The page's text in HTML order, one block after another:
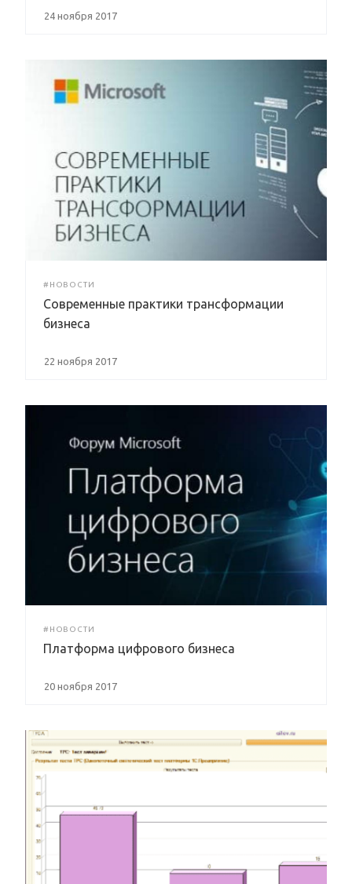
24 ноября 2017
#НОВОСТИ
Современные практики трансформации
бизнеса
22 ноября 2017
#НОВОСТИ
Платформа цифрового бизнеса
20 ноября 2017